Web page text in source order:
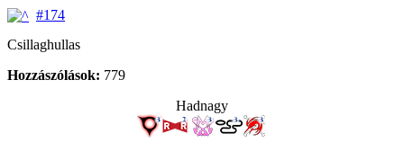
#174
Csillaghullas
Hozzászólások: 779
Hadnagy